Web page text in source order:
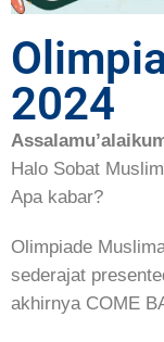
2024
Halo Sobat
Apa kabar?
Olimpiade
sederajat
akhirnya COME